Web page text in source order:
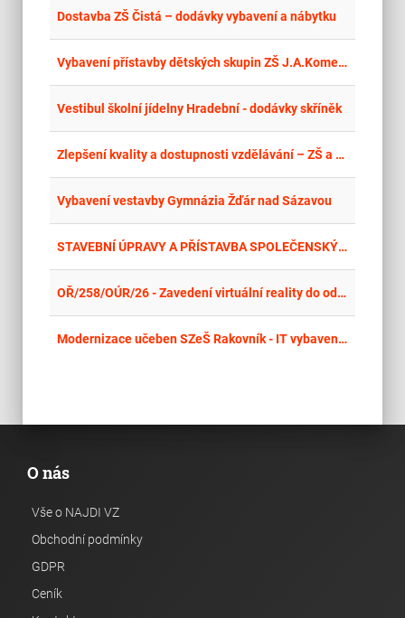
Dostavba ZŠ Čistá – dodávky vybavení a nábytku
Vybavení přístavby dětských skupin ZŠ J.A.Komenského Kly
Vestibul školní jídelny Hradební - dodávky skříněk
Zlepšení kvality a dostupnosti vzdělávání – ZŠ a MŠ Švábenice – dodávky
Vybavení vestavby Gymnázia Žďár nad Sázavou
STAVEBNÍ ÚPRAVY A PŘÍSTAVBA SPOLEČENSKÝCH PROSTOR A ZÁZEMÍ ZŠ HAŤ - DODÁVKY
OŘ/258/OÚR/26 - Zavedení virtuální reality do odborných učeben základních škol
Modernizace učeben SZeŠ Rakovník - IT vybavení a nábytek
O nás
Vše o NAJDI VZ
Obchodní podmínky
GDPR
Ceník